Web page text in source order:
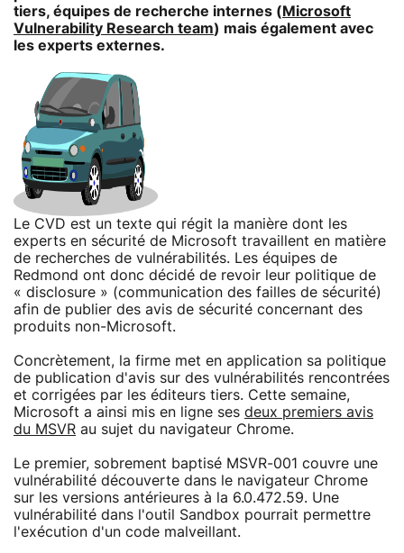
tiers, équipes de recherche internes ( Microsoft
Vulnerability Research team) mais également avec
les experts externes.
Le CVD est un texte qui régit la manière dont les
experts en sécurité de Microsoft travaillent en matière
de recherches de vulnérabilités. Les équipes de
Redmond ont donc décidé de revoir leur politique de
« disclosure » (communication des failles de sécurité)
afin de publier des avis de sécurité concernant des
produits non-Microsoft.
Concrètement, la firme met en application sa politique
de publication d'avis sur des vulnérabilités rencontrées
et corrigées par les éditeurs tiers. Cette semaine,
Microsoft a ainsi mis en ligne ses deux premiers avis
du MSVR au sujet du navigateur Chrome.
Le premier, sobrement baptisé MSVR-001 couvre une
vulnérabilité découverte dans le navigateur Chrome
sur les versions antérieures à la 6.0.472.59. Une
vulnérabilité dans l'outil Sandbox pourrait permettre
l'exécution d'un code malveillant.